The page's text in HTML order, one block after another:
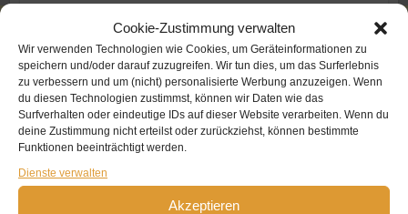
Cookie-Zustimmung verwalten
Wir verwenden Technologien wie Cookies, um Geräteinformationen zu
speichern und/oder darauf zuzugreifen. Wir tun dies, um das Surferlebnis
zu verbessern und um (nicht) personalisierte Werbung anzuzeigen. Wenn
du diesen Technologien zustimmst, können wir Daten wie das
Surfverhalten oder eindeutige IDs auf dieser Website verarbeiten. Wenn du
deine Zustimmung nicht erteilst oder zurückziehst, können bestimmte
Funktionen beeinträchtigt werden.
Dienste verwalten
Akzeptieren